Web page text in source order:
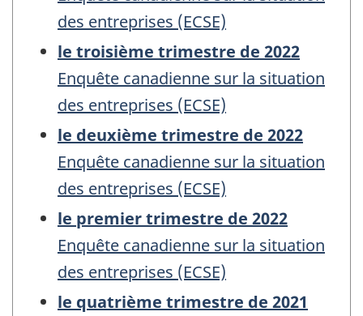
des entreprises (ECSE)
le troisième trimestre de 2022
Enquête canadienne sur la situation
des entreprises (ECSE)
le deuxième trimestre de 2022
Enquête canadienne sur la situation
des entreprises (ECSE)
le premier trimestre de 2022
Enquête canadienne sur la situation
des entreprises (ECSE)
le quatrième trimestre de 2021